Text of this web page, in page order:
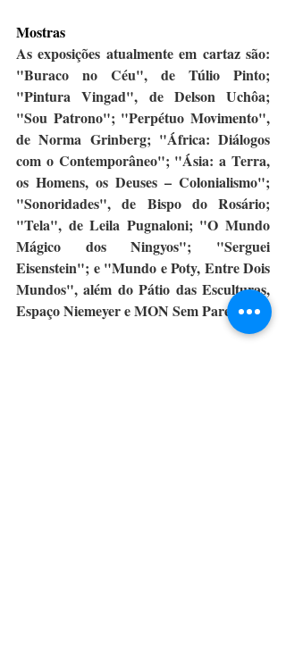
Mostras
As exposições atualmente em cartaz são:
"Buraco no Céu", de Túlio Pinto;
"Pintura Vingad", de Delson Uchôa;
"Sou Patrono"; "Perpétuo Movimento",
de Norma Grinberg; "África: Diálogos
com o Contemporâneo"; "Ásia: a Terra,
os Homens, os Deuses – Colonialismo";
"Sonoridades", de Bispo do Rosário;
"Tela", de Leila Pugnaloni; "O Mundo
Mágico dos Ningyos"; "Serguei
Eisenstein"; e "Mundo e Poty, Entre Dois
Mundos", além do Pátio das Esculturas,
Espaço Niemeyer e MON Sem Paredes.